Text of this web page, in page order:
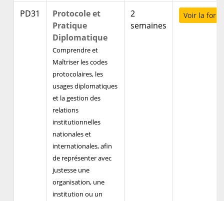
PD31
Protocole et
Pratique
Diplomatique
Comprendre et
Maîtriser les codes
protocolaires, les
usages diplomatiques
et la gestion des
relations
institutionnelles
nationales et
internationales, afin
de représenter avec
justesse une
organisation, une
institution ou un
2
semaines
Voir la